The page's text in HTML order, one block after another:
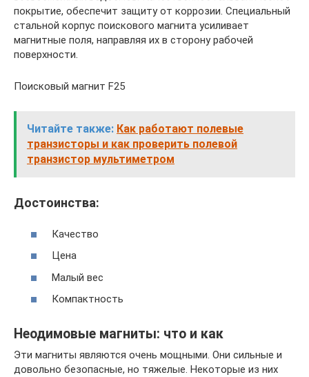
покрытие, обеспечит защиту от коррозии. Специальный
стальной корпус поискового магнита усиливает
магнитные поля, направляя их в сторону рабочей
поверхности.
Поисковый магнит F25
Читайте также: Как работают полевые
транзисторы и как проверить полевой
транзистор мультиметром
Достоинства:
Качество
Цена
Малый вес
Компактность
Неодимовые магниты: что и как
Эти магниты являются очень мощными. Они сильные и
довольно безопасные, но тяжелые. Некоторые из них